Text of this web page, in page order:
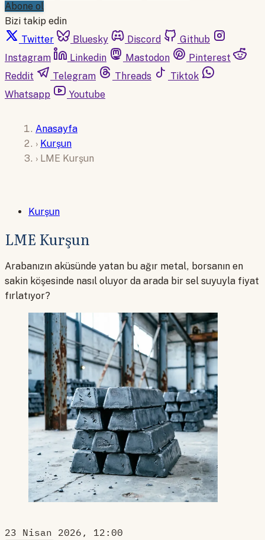
Abone ol
Bizi takip edin
Twitter
Bluesky Discord
Github
Instagram
Linkedin Mastodon
Pinterest
Reddit
Telegram Threads
Tiktok
Whatsapp
Youtube
Anasayfa
› Kurşun
› LME Kurşun
Kurşun
LME Kurşun
Arabanızın aküsünde yatan bu ağır metal, borsanın en
sakin köşesinde nasıl oluyor da arada bir sel suyuyla fiyat
fırlatıyor?
23 Nisan 2026, 12:00